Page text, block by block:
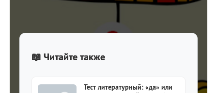
📖 Читайте также
Тест литературный: «да» или